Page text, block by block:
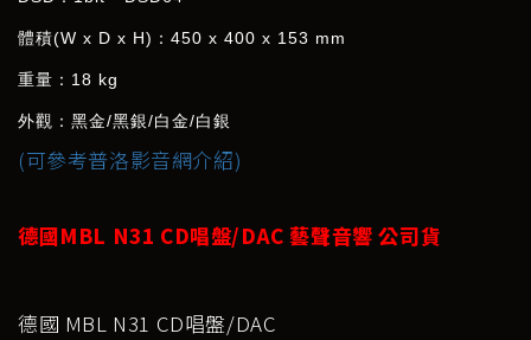
體積(W x D x H) ： 450 x 400 x 153 mm
重量： 18 kg
外觀：黑金/黑銀/白金/白銀
(可參考普洛影音網介紹)
德國MBL N31 CD唱盤/DAC 藝聲音響 公司貨
德國 MBL N31 CD唱盤/DAC